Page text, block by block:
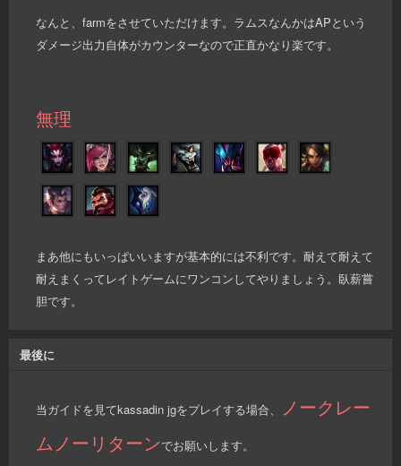
なんと、farmをさせていただけます。ラムスなんかはAPという
ダメージ出力自体がカウンターなので正直かなり楽です。
無理
まあ他にもいっぱいいますが基本的には不利です。耐えて耐えて
耐えまくってレイトゲームにワンコンしてやりましょう。臥薪嘗
胆です。
最後に
当ガイドを見てkassadin jgをプレイする場合、
ノークレー
ムノーリターンでお願いします。